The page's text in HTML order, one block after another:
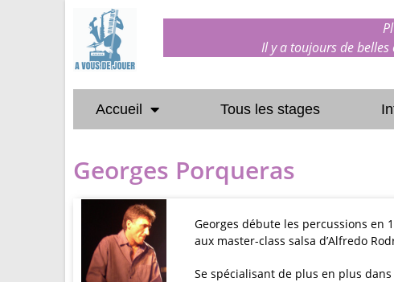
Il y a toujours de
Accueil Tous les stages
Georges Porqueras
Georges débute les percussions en
aux master-class salsa d’Alfredo
Se spécialisant de plus en plus